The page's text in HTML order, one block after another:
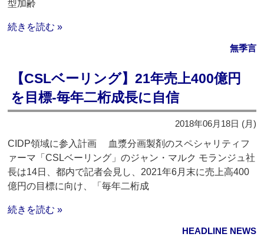
型加齢
続きを読む »
無季言
【CSLベーリング】21年売上400億円
を目標‐毎年二桁成長に自信
2018年06月18日 (月)
CIDP領域に参入計画 血漿分画製剤のスペシャリティフ
ァーマ「CSLベーリング」のジャン・マルク モランジュ社
長は14日、都内で記者会見し、2021年6月末に売上高400
億円の目標に向け、「毎年二桁成
続きを読む »
HEADLINE NEWS